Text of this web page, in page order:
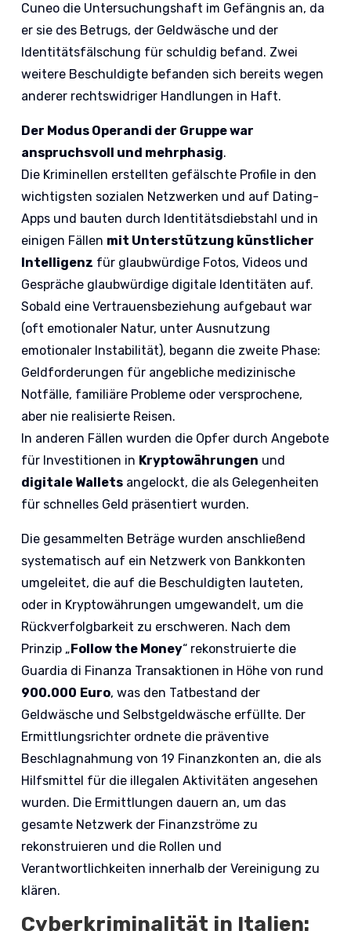
Cuneo die Untersuchungshaft im Gefängnis an, da
er sie des Betrugs, der Geldwäsche und der
Identitätsfälschung für schuldig befand. Zwei
weitere Beschuldigte befanden sich bereits wegen
anderer rechtswidriger Handlungen in Haft.
Der Modus Operandi der Gruppe war
anspruchsvoll und mehrphasig.
Die Kriminellen erstellten gefälschte Profile in den
wichtigsten sozialen Netzwerken und auf Dating-
Apps und bauten durch Identitätsdiebstahl und in
einigen Fällen mit Unterstützung künstlicher
Intelligenz für glaubwürdige Fotos, Videos und
Gespräche glaubwürdige digitale Identitäten auf.
Sobald eine Vertrauensbeziehung aufgebaut war
(oft emotionaler Natur, unter Ausnutzung
emotionaler Instabilität), begann die zweite Phase:
Geldforderungen für angebliche medizinische
Notfälle, familiäre Probleme oder versprochene,
aber nie realisierte Reisen.
In anderen Fällen wurden die Opfer durch Angebote
für Investitionen in Kryptowährungen und
digitale Wallets angelockt, die als Gelegenheiten
für schnelles Geld präsentiert wurden.
Die gesammelten Beträge wurden anschließend
systematisch auf ein Netzwerk von Bankkonten
umgeleitet, die auf die Beschuldigten lauteten,
oder in Kryptowährungen umgewandelt, um die
Rückverfolgbarkeit zu erschweren. Nach dem
Prinzip „Follow the Money“ rekonstruierte die
Guardia di Finanza Transaktionen in Höhe von rund
900.000 Euro, was den Tatbestand der
Geldwäsche und Selbstgeldwäsche erfüllte. Der
Ermittlungsrichter ordnete die präventive
Beschlagnahmung von 19 Finanzkonten an, die als
Hilfsmittel für die illegalen Aktivitäten angesehen
wurden. Die Ermittlungen dauern an, um das
gesamte Netzwerk der Finanzströme zu
rekonstruieren und die Rollen und
Verantwortlichkeiten innerhalb der Vereinigung zu
klären.
Cyberkriminalität in Italien: